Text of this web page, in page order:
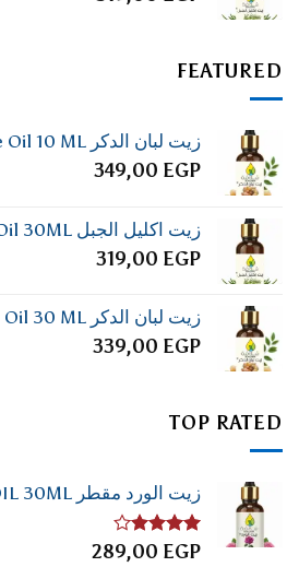
FEATURED
زيت لبان الدكر Frankincense Oil 10 ML
349,00 EGP
زيت اكليل الجبل Rosemary Oil 30ML
319,00 EGP
زيت لبان الدكر Frankincense Oil 30 ML
339,00 EGP
TOP RATED
زيت الورد مقطر Distilled ROSE OIL 30ML
تم
289,00 EGP